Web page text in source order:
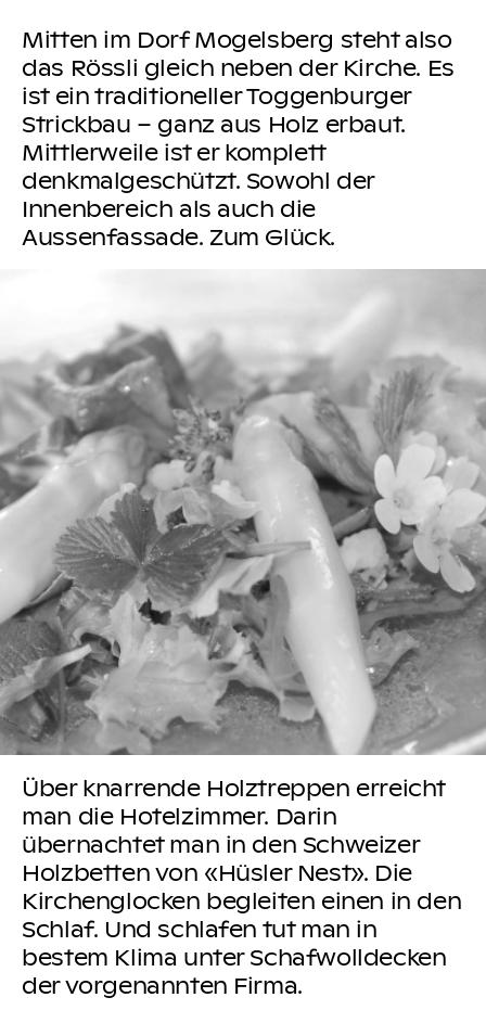
Mitten im Dorf Mogelsberg steht also
das Rössli gleich neben der Kirche. Es
ist ein traditioneller Toggenburger
Strickbau – ganz aus Holz erbaut.
Mittlerweile ist er komplett
denkmalgeschützt. Sowohl der
Innenbereich als auch die
Aussenfassade. Zum Glück.
Über knarrende Holztreppen erreicht
man die Hotelzimmer. Darin
übernachtet man in den Schweizer
Holzbetten von «Hüsler Nest». Die
Kirchenglocken begleiten einen in den
Schlaf. Und schlafen tut man in
bestem Klima unter Schafwolldecken
der vorgenannten Firma.